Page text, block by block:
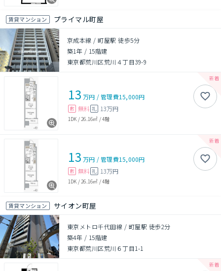
賃貸マンション プライマル町屋
京成本線 / 町屋駅 徒歩5分
築1年 / 15階建
東京都荒川区荒川４丁目39-9
13 万円 /管理費15,000円
敷 無料 礼 13万円
1DK / 26.16㎡ /4階
13 万円 /管理費15,000円
敷 無料 礼 13万円
1DK / 26.16㎡ /4階
賃貸マンション サイオン町屋
東京メトロ千代田線 / 町屋駅 徒歩2分
築4年 / 15階建
東京都荒川区荒川６丁目1-1